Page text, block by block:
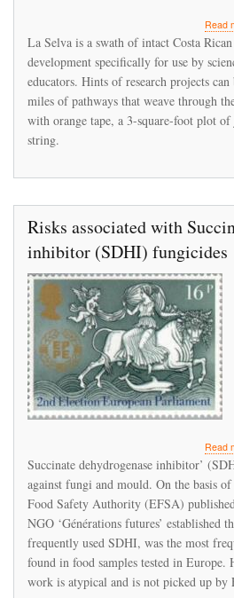
Read
La Selva is a swath of intact Costa
development specifically for use by
educators. Hints of research projects
miles of pathways that weave through
with orange tape, a 3-square-foot plot
string.
Risks associated with
inhibitor (SDHI) fungicides
Read
Succinate dehydrogenase inhibitor’
against fungi and mould. On the basis
Food Safety Authority (EFSA)
NGO ‘Générations futures’ established
frequently used SDHI, was the most
found in food samples tested in Europe.
work is atypical and is not picked up by